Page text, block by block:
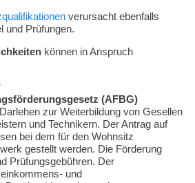
verursacht ebenfalls
und Prüfungen.
können in Anspruch
(AFBG)
zur Weiterbildung von Gesellen
und Technikern. Der Antrag auf
bei dem für den Wohnsitz
gestellt werden. Die Förderung
Prüfungsgebühren. Der
und